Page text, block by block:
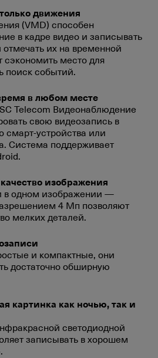
движения
(VMD) способен
в кадре видео и записывать
их на временной
сэкономить место для
поиск событий.
в любом месте
Telecom Видеонаблюдение
свою видеозапись в
устройства или
Система поддерживает
изображения
одном изображении —
4 Мп позволяют
мелких деталей.
и компактные, они
достаточно обширную
картинка как ночью, так и
светодиодной
записывать в хорошем